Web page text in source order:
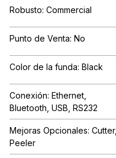
Robusto: Commercial
Punto de Venta: No
Color de la funda: Black
Conexión: Ethernet,
Bluetooth, USB, RS232
Mejoras Opcionales: Cutter,
Peeler